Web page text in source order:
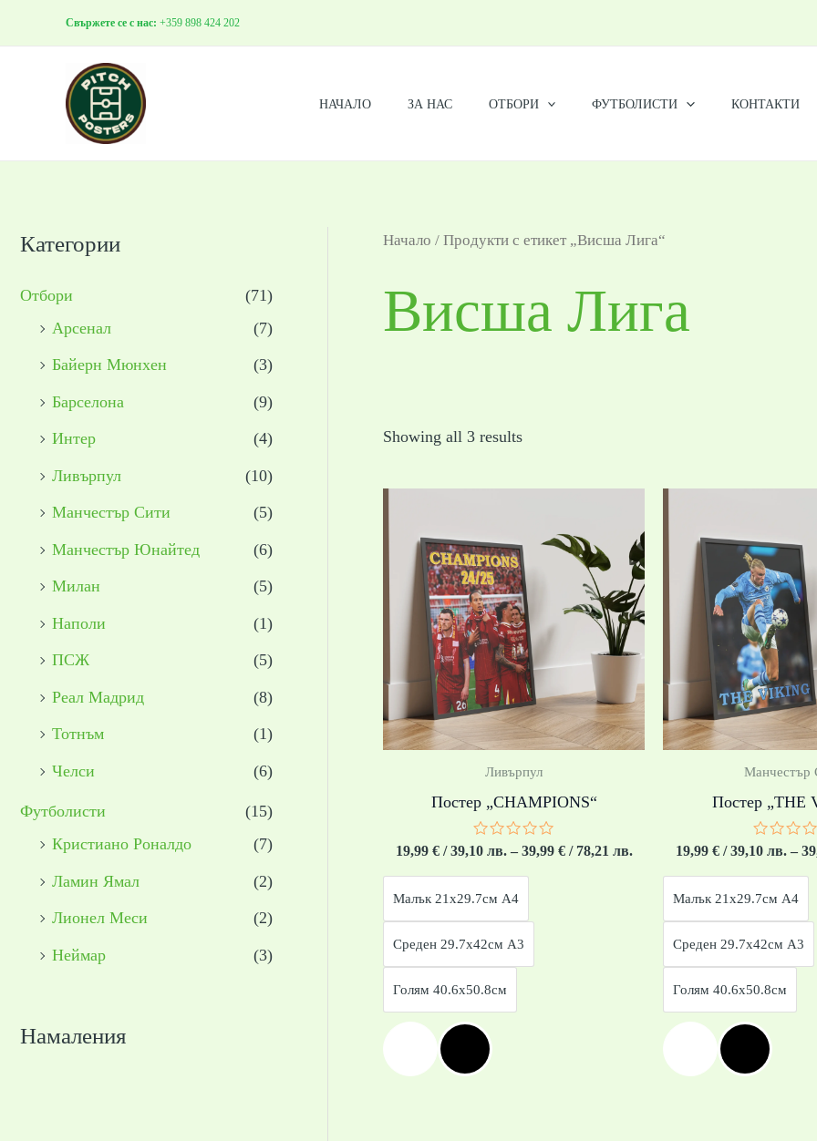
to
Свържете се с нас: +359 898 424 202
НАЧАЛО ЗА НАС ОТБОРИ ФУТБОЛИСТИ КОНТАКТИ
Категории
Отбори
(71)
Арсенал
(7)
Байерн Мюнхен (3)
Барселона (9)
Интер (4)
Ливърпул (10)
Манчестър Сити (5)
Манчестър Юнайтед (6)
Милан (5)
Наполи (1)
ПСЖ (5)
Реал Мадрид (8)
Тотнъм (1)
Челси (6)
Футболисти
(15)
Кристиано Роналдо
(7)
Ламин Ямал (2)
Лионел Меси (2)
Неймар (3)
Намаления
Начало / Продукти с етикет „Висша Лига“
Висша Лига
Showing all 3 results
Ливърпул
Постер „CHAMPIONS“
Оценено
0
5
19,99 €/ 39,10 лв. – 39,99 €/ 78,21 лв.
19,99 €
/
39,10 лв.
through
39,99 €
78,21 лв.
Малък 21x29.7см А4
Среден 29.7x42см А3
Голям 40.6x50.8см
Манчестър
Постер „THE
Оценено
0
5
19,99 €/ 39,10 лв. –
Малък 21x29.7см А4
Среден 29.7x42см А3
Голям 40.6x50.8см